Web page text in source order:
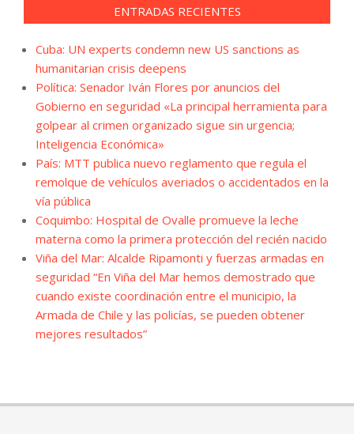
ENTRADAS RECIENTES
Cuba: UN experts condemn new US sanctions as
humanitarian crisis deepens
Política: Senador Iván Flores por anuncios del
Gobierno en seguridad «La principal herramienta para
golpear al crimen organizado sigue sin urgencia;
Inteligencia Económica»
País: MTT publica nuevo reglamento que regula el
remolque de vehículos averiados o accidentados en la
vía pública
Coquimbo: Hospital de Ovalle promueve la leche
materna como la primera protección del recién nacido
Viña del Mar: Alcalde Ripamonti y fuerzas armadas en
seguridad “En Viña del Mar hemos demostrado que
cuando existe coordinación entre el municipio, la
Armada de Chile y las policías, se pueden obtener
mejores resultados”